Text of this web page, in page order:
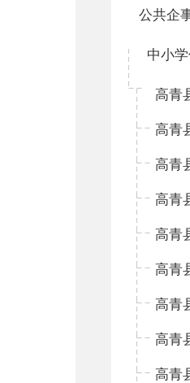
公共企
中小
高青
高青
高青
高青
高青
高青
高青
高青
高青